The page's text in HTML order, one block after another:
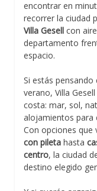
encontrar en
recorrer la ciudad
Villa Gesell con
departamento
espacio.
Si estás
verano, Villa
costa: mar, sol,
alojamientos para
Con opciones que
con pileta hasta
centro, la ciudad
destino elegido